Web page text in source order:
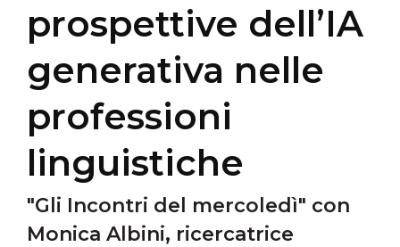
prospettive dell’IA
generativa nelle
professioni
linguistiche
"Gli Incontri del mercoledì" con
Monica Albini, ricercatrice